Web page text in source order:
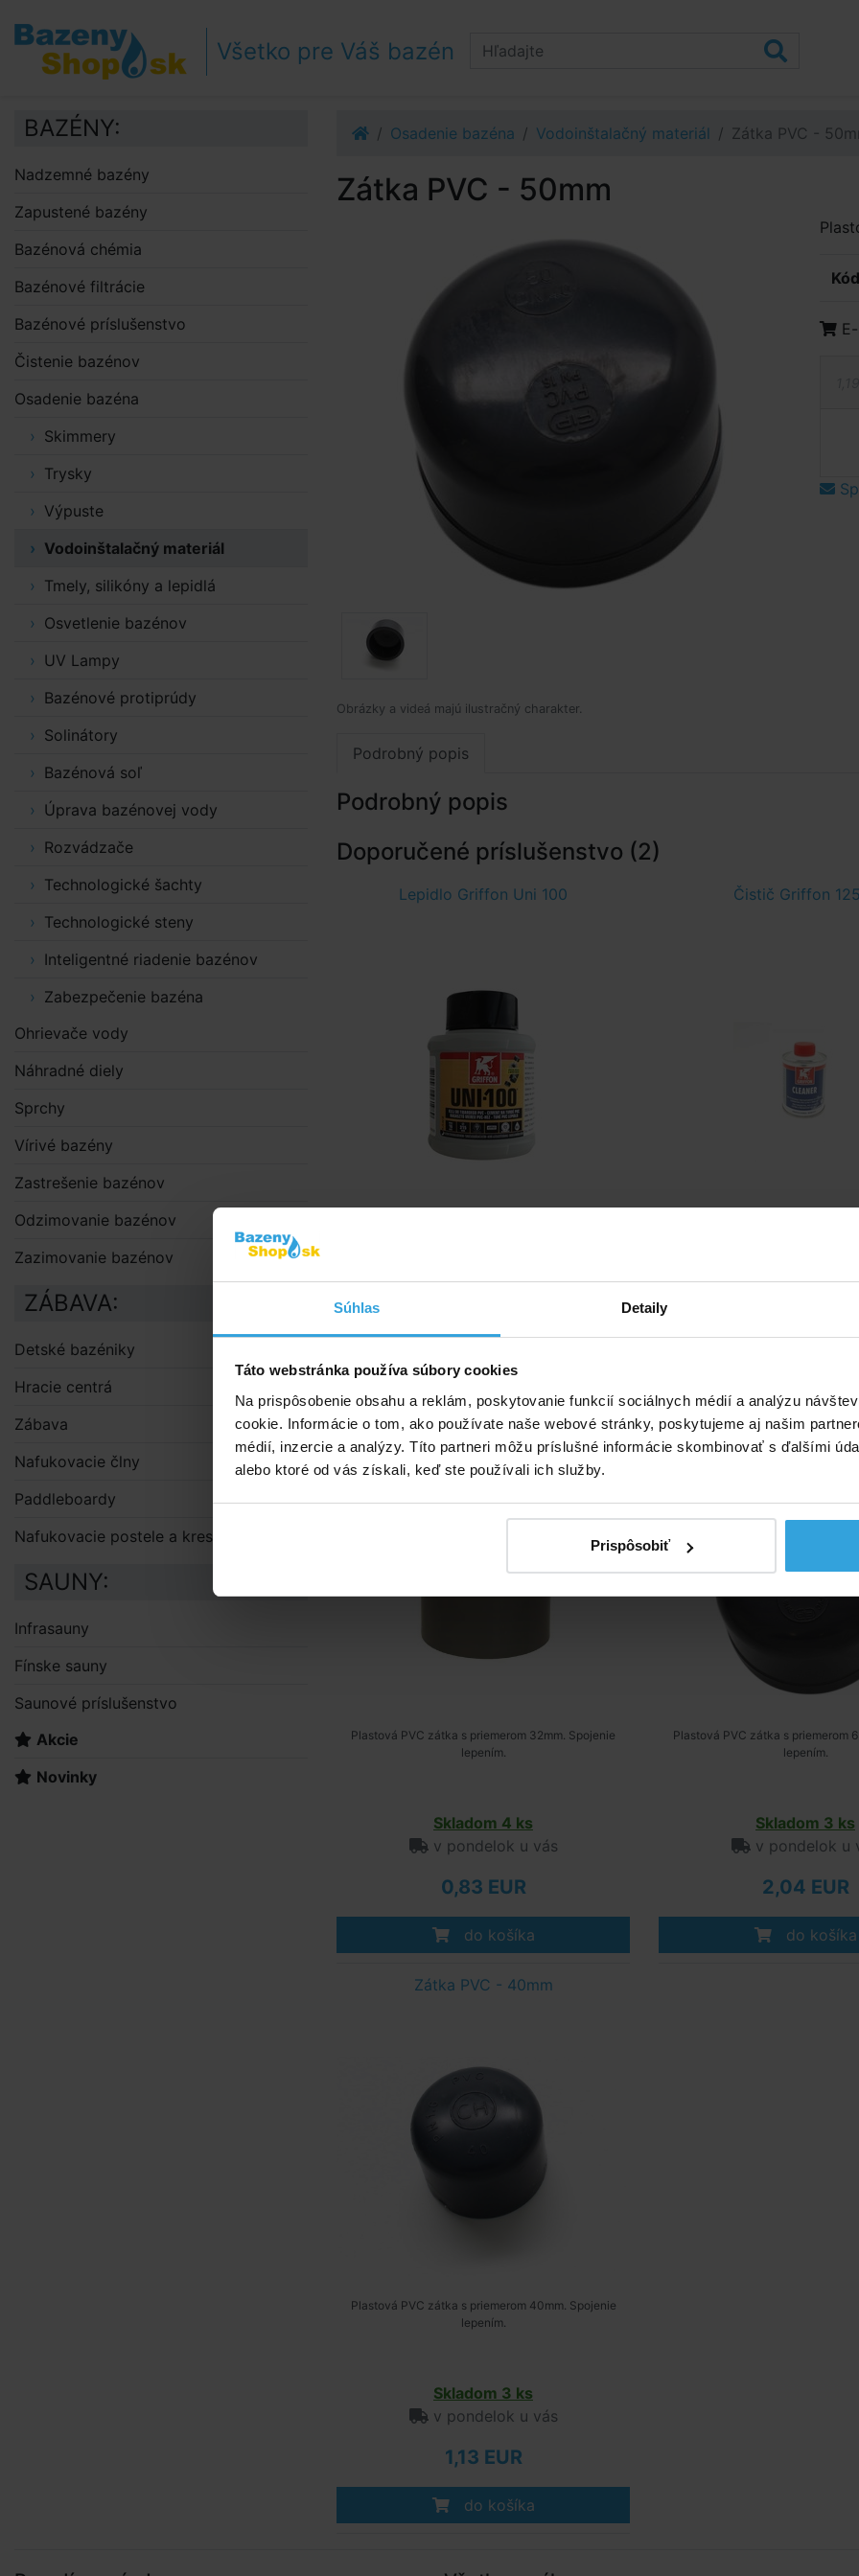
Súhlas Detaily
Táto webstránka používa súbory cookies
Na prispôsobenie obsahu a reklám, poskytovanie funkcií sociálnych médií a analýzu
cookie. Informácie o tom, ako používate naše webové stránky, poskytujeme aj našim
médií, inzercie a analýzy. Títo partneri môžu príslušné informácie skombinovať s ďalšími
alebo ktoré od vás získali, keď ste používali ich služby.
Prispôsobiť
Prejsť na obsah
Prejsť k bočnému stĺpci
Klávesové skratky
Všetko pre Váš bazén
Osadenie bazéna Vodoinštalačný materiál Zátka PVC -
Zátka PVC - 50mm
Obrázky a videá majú ilustračný charakter.
Podrobný popis
Podrobný popis
Doporučené príslušenstvo (2)
Lepidlo Griffon Uni 100
11,67 EUR
Čistič Griffon
7,92 EUR
Alternatívne produkty
Zátka PVC - 32mm
Plastová PVC zátka s priemerom 32mm. Spojenie
lepením.
Skladom 4 ks
v pondelok u vás
0,83 EUR
do košíka
Zátka PVC -
Plastová PVC zátka s priemerom
lepením.
Skladom 3 ks
v pondelok u
2,04 EUR
do košíka
Zátka PVC - 40mm
Plastová PVC zátka s priemerom 40mm. Spojenie
lepením.
Skladom 3 ks
v pondelok u vás
1,13 EUR
do košíka
BAZÉNY:
Nadzemné bazény
Zapustené bazény
Bazénová chémia
Bazénové filtrácie
Bazénové príslušenstvo
Čistenie bazénov
Osadenie bazéna
Skimmery
Trysky
Výpuste
Vodoinštalačný materiál
Tmely, silikóny a lepidlá
Osvetlenie bazénov
UV Lampy
Bazénové protiprúdy
Solinátory
Bazénová soľ
Úprava bazénovej vody
Rozvádzače
Technologické šachty
Technologické steny
Inteligentné riadenie bazénov
Zabezpečenie bazéna
Ohrievače vody
Náhradné diely
Sprchy
Vírivé bazény
Zastrešenie bazénov
Odzimovanie bazénov
Zazimovanie bazénov
ZÁBAVA:
Detské bazéniky
Hracie centrá
Zábava
Nafukovacie člny
Paddleboardy
Nafukovacie postele a kreslá
SAUNY:
Infrasauny
Fínske sauny
Saunové príslušenstvo
Akcie
Novinky